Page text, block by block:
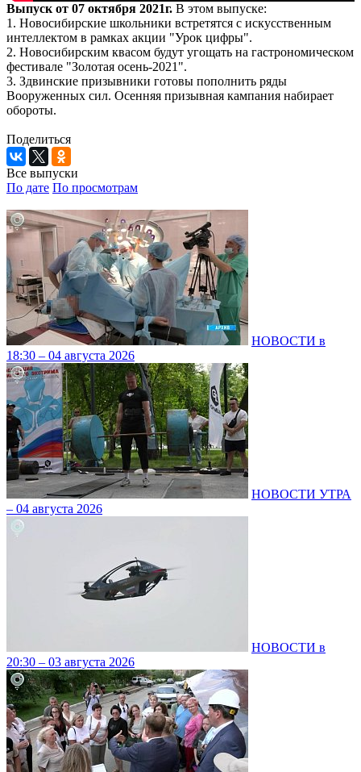
Выпуск от 07 октября 2021г. В этом выпуске:
1. Новосибирские школьники встретятся с искусственным
интеллектом в рамках акции "Урок цифры".
2. Новосибирским квасом будут угощать на гастрономическом
фестивале "Золотая осень-2021".
3. Здвинские призывники готовы пополнить ряды
Вооруженных сил. Осенняя призывная кампания набирает
обороты.
Поделиться
Все выпуски
По дате По просмотрам
НОВОСТИ в
18:30 – 04 августа 2026
НОВОСТИ УТРА
– 04 августа 2026
НОВОСТИ в
20:30 – 03 августа 2026